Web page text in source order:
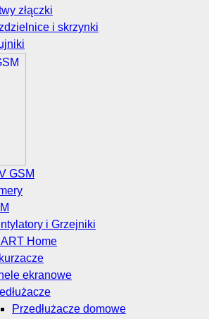
złączki
i skrzynki
GSM
i Grzejniki
Home
ekranowe
Przedłużacze domowe